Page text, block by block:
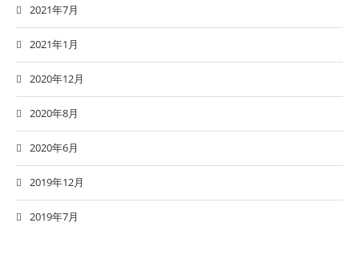
2021年7月
2021年1月
2020年12月
2020年8月
2020年6月
2019年12月
2019年7月